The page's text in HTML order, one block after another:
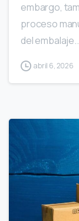
embargo,
proceso
del
abril 6, 2026